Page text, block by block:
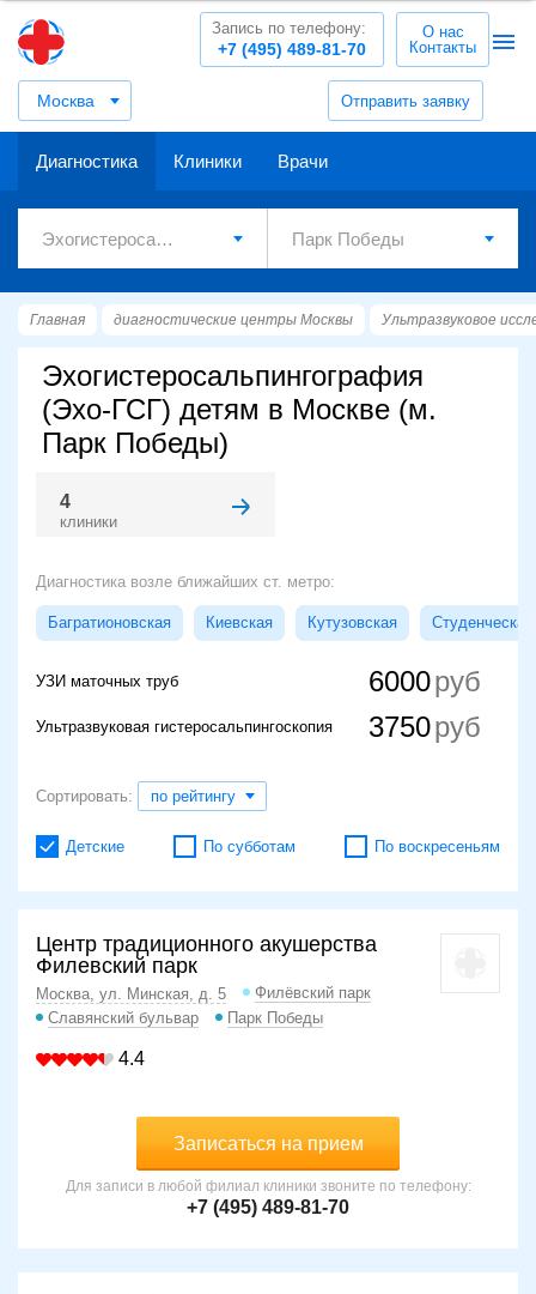
Москва Отправить заявку
+7 (495) 489-81-70
Запись по телефону:
О нас
Контакты
Диагностика Клиники Врачи
Главная диагностические центры Москвы Ультразвуковое
Эхогистеросальпингография
(Эхо-ГСГ) детям в Москве (м.
Парк Победы)
4
клиники
Диагностика возле ближайших ст. метро:
Багратионовская Киевская Кутузовская Студенческая
УЗИ маточных труб 6000
Ультразвуковая гистеросальпингоскопия 3750
Сортировать: по рейтингу
Детские По субботам По воскресеньям
Центр традиционного акушерства
Филевский парк
Москва, ул. Минская, д. 5
Филёвский парк
Славянский бульвар
Парк Победы
4.4
Записаться на прием
Для записи в любой филиал клиники звоните по телефону:
+7 (495) 489-81-70